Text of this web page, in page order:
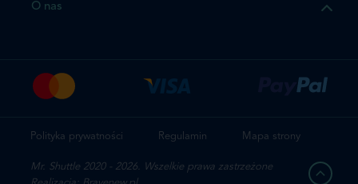
O nas
Polityka prywatności Regulamin Mapa strony
Mr. Shuttle 2020 - 2026. Wszelkie prawa zastrzeżone